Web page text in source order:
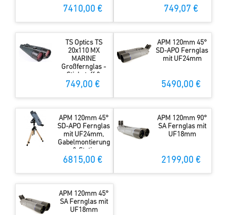
7410,00 € 749,07 €
TS Optics TS
20x110 MX
MARINE
Großfernglas -
Stickstoff &
Gummiarmiert
749,00 €
APM 120mm 45°
SD-APO Fernglas
mit UF24mm
5490,00 €
APM 120mm 45°
SD-APO Fernglas
mit UF24mm,
Gabelmontierung
& Stativ
6815,00 €
APM 120mm 90°
SA Fernglas mit
UF18mm
2199,00 €
APM 120mm 45°
SA Fernglas mit
UF18mm